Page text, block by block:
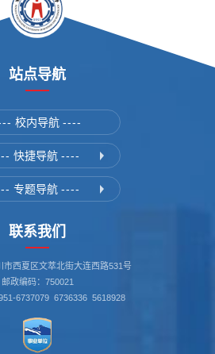
站点导航
校内导航 ----
快捷导航 ----
专题导航 ----
联系我们
市西夏区文萃北街大连西路531号
邮政编码：750021
6737079 6736336 5618928